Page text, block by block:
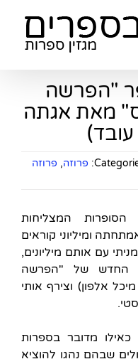
"הפרשה
מאת אגתה
פרוזה, פרוזה
המצליחות
ומיליוני קוראים
עם אותם מיליונים,
החדש של "הפרשה
אלפון) וצירף אותי
מדובר בספרות
שבהם נהגו להוציא